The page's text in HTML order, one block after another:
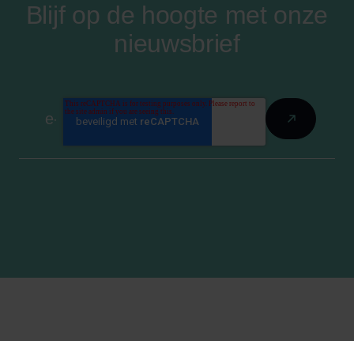
Blijf op de hoogte met onze
nieuwsbrief